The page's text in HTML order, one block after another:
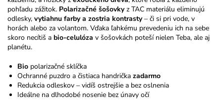
pohľadu zážitok. Polarizačné šošovkyz TAC materiálu eliminujú
odlesky, vytiahnu farby a zostria kontrasty– či si pri vode, v
horách alebo za volantom. Vďaka ľahkému prevedeniu ich na sebe
skoro necítiš a bio-celulóza v šošovkách poteší nielen Teba, ale aj
planétu.
Bio polarizačné sklíčka
Ochranné puzdro a čistiaca handrička zadarmo
Redukcia odleskov – vidíš ostrejšie a bez oslnenia
Ideálne na dlhodobé nosenie bez únavy očí